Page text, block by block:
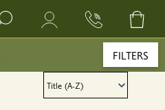
FILTERS